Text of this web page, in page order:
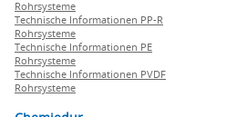
Rohrsysteme
Technische Informationen PP-R
Rohrsysteme
Technische Informationen PE
Rohrsysteme
Technische Informationen PVDF
Rohrsysteme